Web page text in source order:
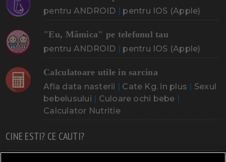
pentru ANDROID | pentru IOS (Apple)
"Eu, Mămica" pe telefonul tau
pentru ANDROID | pentru IOS (Apple)
Calculatoare utile in sarcina
Afla data nasterii | Cate Kg. in plus | Sexul
bebelusului | Culoare ochi bebe |
Calculator Nutritie
CINE ESTI? CE CAUTI?